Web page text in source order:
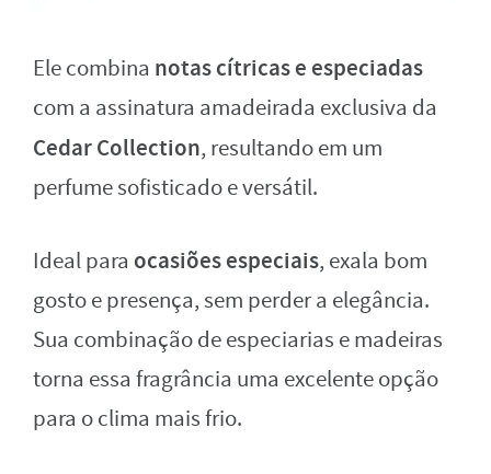
Ele combina notas cítricas e especiadas
com a assinatura amadeirada exclusiva da
Cedar Collection, resultando em um
perfume sofisticado e versátil.
Ideal para ocasiões especiais, exala bom
gosto e presença, sem perder a elegância.
Sua combinação de especiarias e madeiras
torna essa fragrância uma excelente opção
para o clima mais frio.